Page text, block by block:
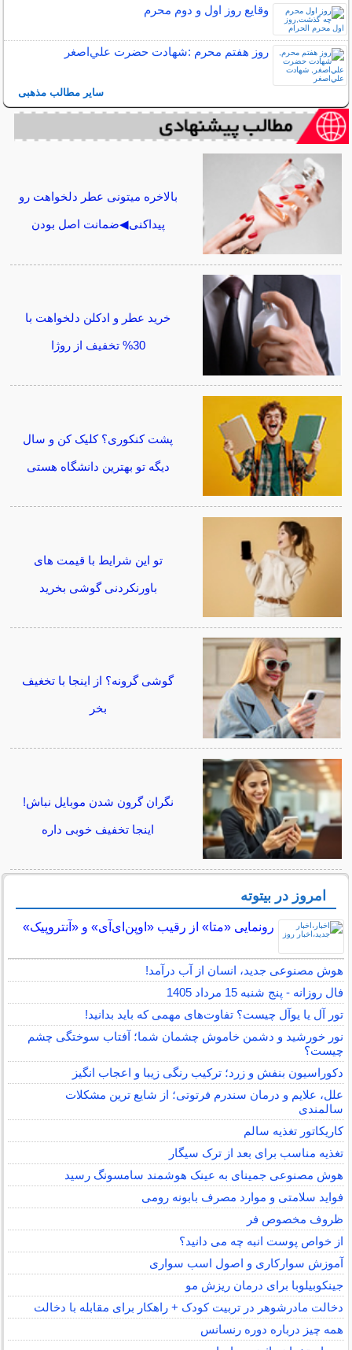
وقایع روز اول و دوم محرم
روز هفتم محرم :شهادت حضرت علي‌اصغر
سایر مطالب مذهبی
بالاخره میتونی عطر دلخواهت رو
پیداکنی◀ضمانت اصل بودن
خرید عطر و ادکلن دلخواهت با
30% تخفیف از روژا
پشت کنکوری؟ کلیک کن و سال
دیگه تو بهترین دانشگاه هستی
تو این شرایط با قیمت های
باورنکردنی گوشی بخرید
گوشی گرونه؟ از اینجا با تخغیف
بخر
نگران گرون شدن موبایل نباش!
اینجا تخفیف خوبی داره
امروز در بیتوته
رونمایی «متا» از رقیب «اوپن‌ای‌آی» و «آنتروپیک»
هوش مصنوعی جدید، انسان از آب درآمد!
فال روزانه - پنج شنبه 15 مرداد 1405
تور آل یا یوآل چیست؟ تفاوت‌های مهمی که باید بدانید!
نور خورشید و دشمن خاموش چشمان شما؛ آفتاب سوختگی چشم
چیست؟
دکوراسیون بنفش و زرد؛ ترکیب رنگی زیبا و اعجاب انگیز
علل، علایم و درمان سندرم فرتوتی؛ از شایع ترین مشکلات
سالمندی
کاریکاتور تغذیه سالم
تغذیه مناسب برای بعد از ترک سیگار
هوش مصنوعی جمینای به عینک هوشمند سامسونگ رسید
فواید سلامتی و موارد مصرف بابونه رومی
ظروف مخصوص فر
از خواص پوست انبه چه می دانید؟
آموزش سوارکاری و اصول اسب سواری
جینکوبیلوبا برای درمان ریزش مو
دخالت مادرشوهر در تربیت کودک + راهکار برای مقابله با دخالت
همه چیز درباره دوره رنسانس